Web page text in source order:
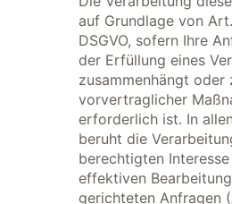
auf Grundlage von
DSGVO, sofern Ihre
der Erfüllung eines
zusammenhängt oder
vorvertraglicher
erforderlich ist. In
beruht die
berechtigten
effektiven
gerichteten Anfragen